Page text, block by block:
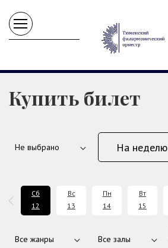
Купить билет
На неделю
Сб
12
Вс
13
Пн
14
Вт
15